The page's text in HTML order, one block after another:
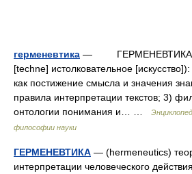
герменевтика — ГЕРМЕНЕВТИКА
[techne] истолковательное
как постижение смысла и значения
правила интерпретации текстов; 3)
онтологии понимания и… …
философии науки
ГЕРМЕНЕВТИКА — (hermeneutics)
интерпретации человеческого